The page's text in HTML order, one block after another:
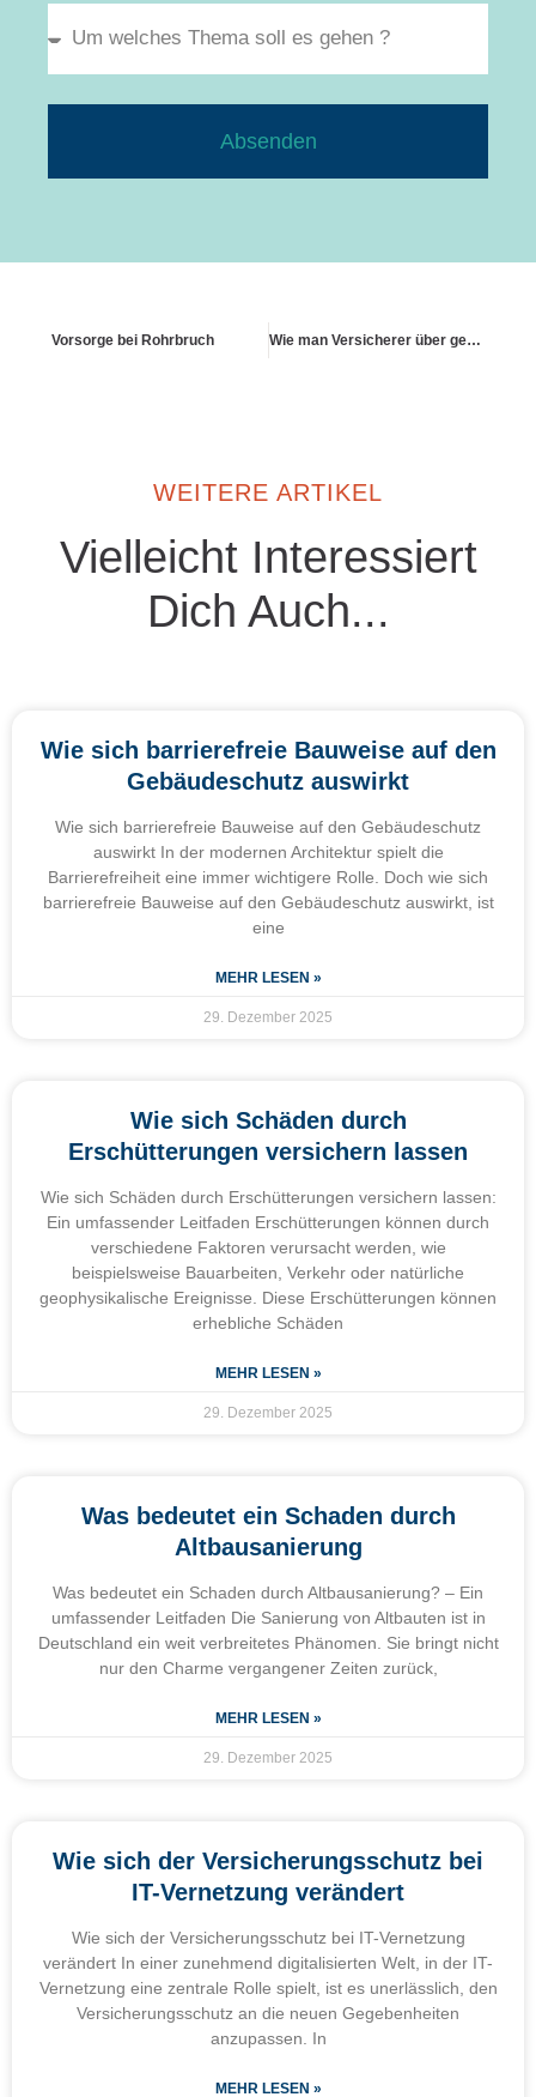
Absenden
Vorsorge bei Rohrbruch Wie man Versicherer über geplante Sanierungen richtig informiert
WEITERE ARTIKEL
Vielleicht Interessiert
Dich Auch...
Wie sich barrierefreie Bauweise auf den
Gebäudeschutz auswirkt
Wie sich barrierefreie Bauweise auf den Gebäudeschutz
auswirkt In der modernen Architektur spielt die
Barrierefreiheit eine immer wichtigere Rolle. Doch wie sich
barrierefreie Bauweise auf den Gebäudeschutz auswirkt, ist
eine
MEHR LESEN »
29. Dezember 2025
Wie sich Schäden durch
Erschütterungen versichern lassen
Wie sich Schäden durch Erschütterungen versichern lassen:
Ein umfassender Leitfaden Erschütterungen können durch
verschiedene Faktoren verursacht werden, wie
beispielsweise Bauarbeiten, Verkehr oder natürliche
geophysikalische Ereignisse. Diese Erschütterungen können
erhebliche Schäden
MEHR LESEN »
29. Dezember 2025
Was bedeutet ein Schaden durch
Altbausanierung
Was bedeutet ein Schaden durch Altbausanierung? – Ein
umfassender Leitfaden Die Sanierung von Altbauten ist in
Deutschland ein weit verbreitetes Phänomen. Sie bringt nicht
nur den Charme vergangener Zeiten zurück,
MEHR LESEN »
29. Dezember 2025
Wie sich der Versicherungsschutz bei
IT-Vernetzung verändert
Wie sich der Versicherungsschutz bei IT-Vernetzung
verändert In einer zunehmend digitalisierten Welt, in der IT-
Vernetzung eine zentrale Rolle spielt, ist es unerlässlich, den
Versicherungsschutz an die neuen Gegebenheiten
anzupassen. In
MEHR LESEN »